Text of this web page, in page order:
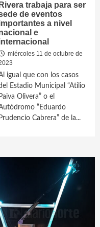
Rivera trabaja para ser
de eventos
a nivel
e
miércoles 11 de octubre de
igual que con los casos
Estadio Municipal “Atilio
Paiva Olivera” o el
“Eduardo
Prudencio Cabrera” de la...